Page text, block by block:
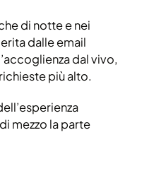
di notte e nei
dalle email
dal vivo,
più alto.
mezzo la parte